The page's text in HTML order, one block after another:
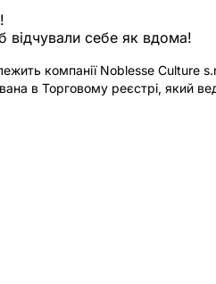
себе як вдома!
компанії Noblesse Culture
в Торговому реєстрі, який